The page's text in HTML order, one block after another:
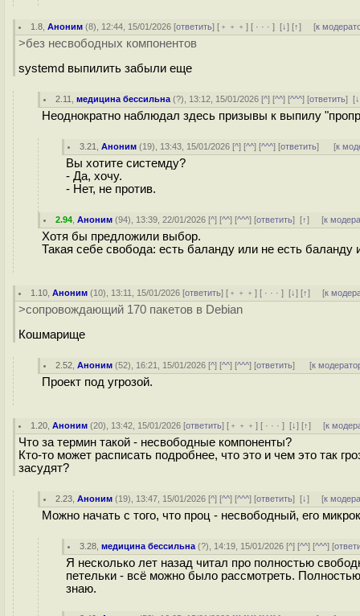
1.8 ,Аноним (8), 12:44, 15/01/2026 [ответить] [ ﹢﹢﹢] [ · · ·][↓] [↑] [к
>без несвободных компонентов
systemd выпилить забыли еще
2.11 ,медицина бессильна (?), 13:12, 15/01/2026 [^] [^^] [^^^] [ответить][↓
Неоднократно наблюдал здесь призывы к выпилу
3.21 ,Аноним (19), 13:43, 15/01/2026 [^] [^^] [^^^] [ответить] [к
Вы хотите системду?
- Да, хочу.
- Нет, не против.
2.94 ,Аноним (94), 13:39, 22/01/2026 [^] [^^] [^^^] [ответить][↑] [к
Хотя бы предложили выбор.
Такая себе свобода: есть баланду или не есть баланду
1.10 ,Аноним (10), 13:11, 15/01/2026 [ответить] [ ﹢﹢﹢] [ · · ·][↓] [↑] [к
>сопровождающий 170 пакетов в Debian
Кошмарище
2.52 ,Аноним (52), 16:21, 15/01/2026 [^] [^^] [^^^] [ответить] [к
Проект под угрозой.
1.20 ,Аноним (20), 13:42, 15/01/2026 [ответить] [ ﹢﹢﹢] [ · · ·][↓] [↑] [к
Что за термин такой - несвободные компоненты?
Кто-то может расписать подробнее, что это и чем это так
засудят?
2.23 ,Аноним (19), 13:47, 15/01/2026 [^] [^^] [^^^] [ответить][↓] [к
Можно начать с того, что проц - несвободный, его
3.28 ,медицина бессильна (?), 14:19, 15/01/2026 [^] [^^] [^^^] [
Я несколько лет назад читал про полностью
петельки - всё можно было рассмотреть.
знаю.